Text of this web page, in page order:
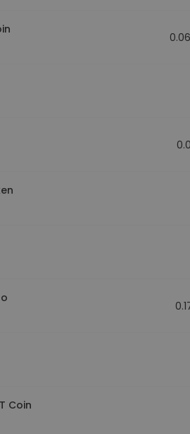
Coin